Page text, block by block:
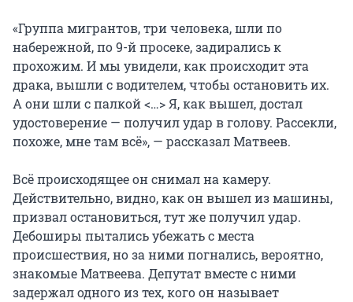
«Группа мигрантов, три человека, шли по
набережной, по 9-й просеке, задирались к
прохожим. И мы увидели, как происходит эта
драка, вышли с водителем, чтобы остановить их.
А они шли с палкой <…> Я, как вышел, достал
удостоверение — получил удар в голову. Рассекли,
похоже, мне там всё», — рассказал Матвеев.
Всё происходящее он снимал на камеру.
Действительно, видно, как он вышел из машины,
призвал остановиться, тут же получил удар.
Дебоширы пытались убежать с места
происшествия, но за ними погнались, вероятно,
знакомые Матвеева. Депутат вместе с ними
задержал одного из тех, кого он называет